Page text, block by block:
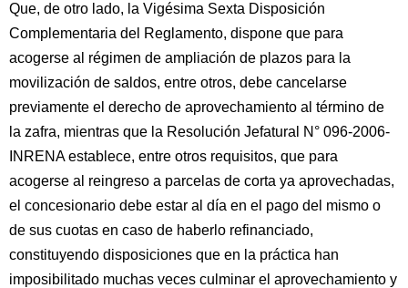
Que, de otro lado, la Vigésima Sexta Disposición
Complementaria del Reglamento, dispone que para
acogerse al régimen de ampliación de plazos para la
movilización de saldos, entre otros, debe cancelarse
previamente el derecho de aprovechamiento al término de
la zafra, mientras que la Resolución Jefatural N° 096-2006-
INRENA establece, entre otros requisitos, que para
acogerse al reingreso a parcelas de corta ya aprovechadas,
el concesionario debe estar al día en el pago del mismo o
de sus cuotas en caso de haberlo refinanciado,
constituyendo disposiciones que en la práctica han
imposibilitado muchas veces culminar el aprovechamiento y